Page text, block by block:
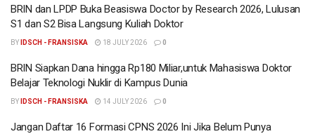
BRIN dan LPDP Buka Beasiswa Doctor by Research 2026, Lulusan
S1 dan S2 Bisa Langsung Kuliah Doktor
BY IDSCH - FRANSISKA 18 JULY 2026 0
BRIN Siapkan Dana hingga Rp180 Miliar,untuk Mahasiswa Doktor
Belajar Teknologi Nuklir di Kampus Dunia
BY IDSCH - FRANSISKA 14 JULY 2026 0
Jangan Daftar 16 Formasi CPNS 2026 Ini Jika Belum Punya